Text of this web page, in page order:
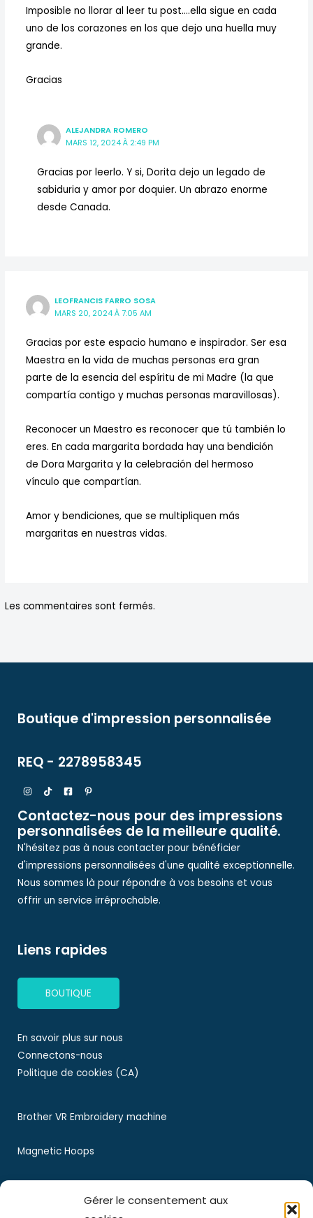
Gérer le consentement aux
Imposible no llorar al leer tu post….ella sigue en cada
uno de los corazones en los que dejo una huella muy
grande.
Gracias
ALEJANDRA ROMERO
MARS 12, 2024 À 2:49 PM
Gracias por leerlo. Y si, Dorita dejo un legado de
sabiduria y amor por doquier. Un abrazo enorme
desde Canada.
LEOFRANCIS FARRO SOSA
MARS 20, 2024 À 7:05 AM
Gracias por este espacio humano e inspirador. Ser esa
Maestra en la vida de muchas personas era gran
parte de la esencia del espíritu de mi Madre (la que
compartía contigo y muchas personas maravillosas).
Reconocer un Maestro es reconocer que tú también lo
eres. En cada margarita bordada hay una bendición
de Dora Margarita y la celebración del hermoso
vínculo que compartían.
Amor y bendiciones, que se multipliquen más
margaritas en nuestras vidas.
Les commentaires sont fermés.
Boutique d'impression personnalisée
REQ - 2278958345
Contactez-nous pour des impressions
personnalisées de la meilleure qualité.
N'hésitez pas à nous contacter pour bénéficier
d'impressions personnalisées d'une qualité exceptionnelle.
Nous sommes là pour répondre à vos besoins et vous
offrir un service irréprochable.
Liens rapides
BOUTIQUE
En savoir plus sur nous
Connectons-nous
Politique de cookies (CA)
Brother VR Embroidery machine
Magnetic Hoops